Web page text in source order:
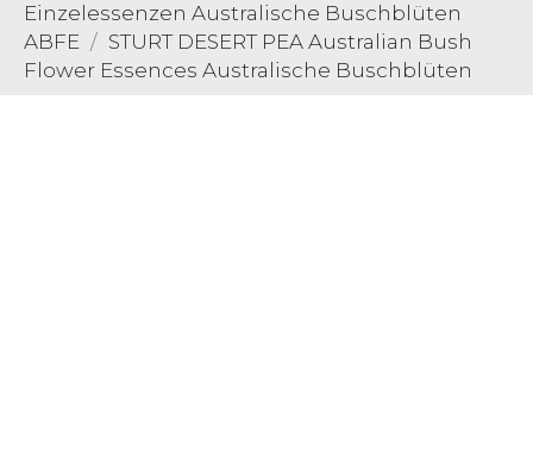
Einzelessenzen Australische Buschblüten
ABFE
STURT DESERT PEA Australian Bush
Flower Essences Australische Buschblüten